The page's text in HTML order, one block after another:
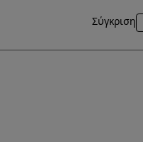
Σύγκριση